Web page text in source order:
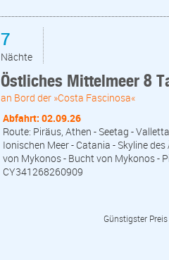
7
Nächte
Östliches Mittelmeer 8
an Bord der »Costa Fascinosa«
Abfahrt: 02.09.26
Route: Piräus, Athen - Seetag -
Ionischen Meer - Catania - Skyline
von Mykonos - Bucht von Mykonos -
CY341268260909
Günstigster